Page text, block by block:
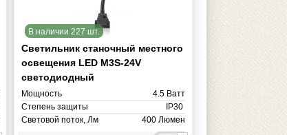
В наличии 227 шт.
Светильник станочный местного
освещения LED M3S-24V
светодиодный
Мощность
4.5 Ватт
Степень защиты
IP30
Световой поток, Лм
400 Люмен